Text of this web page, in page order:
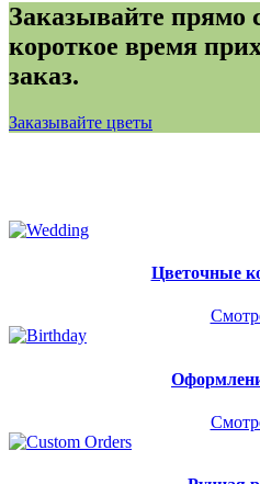
Заказывайте прямо
короткое время
заказ.
Заказывайте цветы
Цветочные